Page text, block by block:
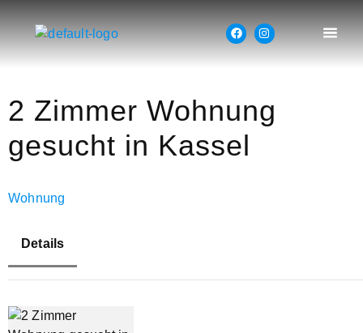
2 Zimmer Wohnung
gesucht in Kassel
Wohnung
Details